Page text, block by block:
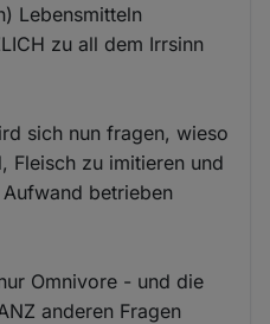
Lebensmitteln
zu all dem Irrsinn
sich nun fragen, wieso
Fleisch zu imitieren und
betrieben
Omnivore - und die
anderen Fragen